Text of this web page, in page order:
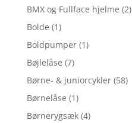
BMX og Fullface hjelme (2)
Bolde (1)
Boldpumper (1)
Bøjlelåse (7)
Børne- & juniorcykler (58)
Børnelåse (1)
Børnerygsæk (4)